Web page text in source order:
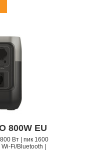
800W EU
Вт | пик 1600
Fi/Bluetooth |